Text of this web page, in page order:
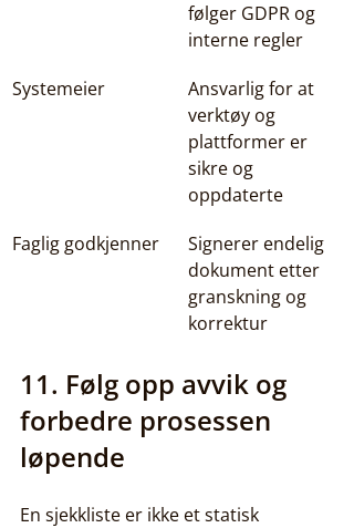
følger GDPR og
interne regler
Systemeier
Ansvarlig for at
verktøy og
plattformer er
sikre og
oppdaterte
Faglig godkjenner
Signerer endelig
dokument etter
granskning og
korrektur
11. Følg opp avvik og
forbedre prosessen
løpende
En sjekkliste er ikke et statisk